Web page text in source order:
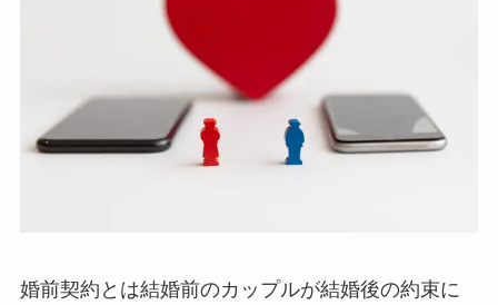
婚前契約とは結婚前のカップルが結婚後の約束に